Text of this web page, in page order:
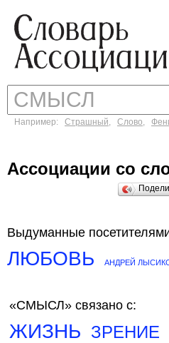
Например: Страшный, Слово,
Ассоциации со
Выдуманные
ЛЮБОВЬ АНДРЕЙ
«СМЫСЛ» связано с:
ЖИЗНЬ ЗРЕНИЕ